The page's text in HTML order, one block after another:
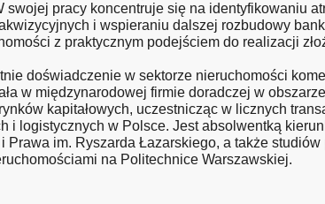
swojej pracy koncentruje się na identyfikowaniu
i wspieraniu dalszej rozbudowy
z praktycznym podejściem do realizacji
doświadczenie w sektorze nieruchomości
w międzynarodowej firmie doradczej w
kapitałowych, uczestnicząc w licznych
i logistycznych w Polsce. Jest absolwentką
Prawa im. Ryszarda Łazarskiego, a także
na Politechnice Warszawskiej.